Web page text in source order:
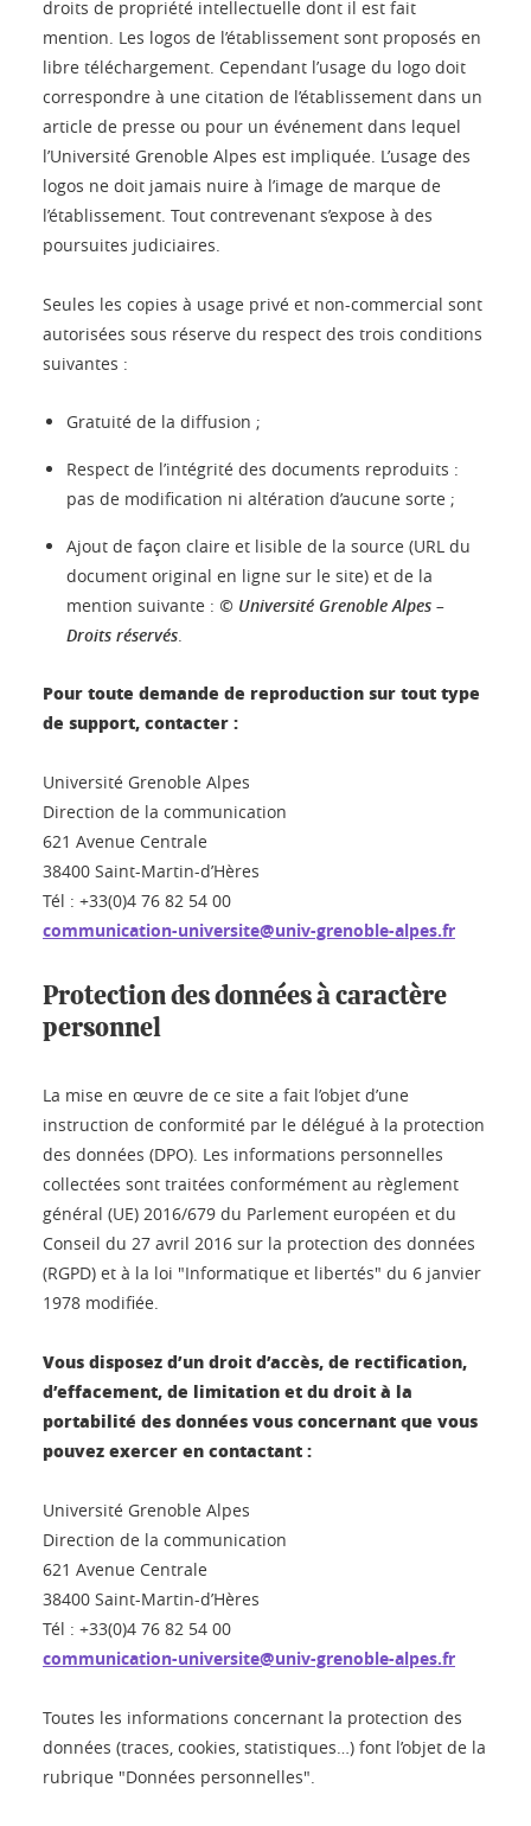
droits de propriété intellectuelle dont il est fait
mention. Les logos de l’établissement sont proposés en
libre téléchargement. Cependant l’usage du logo doit
correspondre à une citation de l’établissement dans un
article de presse ou pour un événement dans lequel
l’Université Grenoble Alpes est impliquée. L’usage des
logos ne doit jamais nuire à l’image de marque de
l’établissement. Tout contrevenant s’expose à des
poursuites judiciaires.
Seules les copies à usage privé et non-commercial sont
autorisées sous réserve du respect des trois conditions
suivantes :
Gratuité de la diffusion ;
Respect de l’intégrité des documents reproduits :
pas de modification ni altération d’aucune sorte ;
Ajout de façon claire et lisible de la source (URL du
document original en ligne sur le site) et de la
mention suivante : © Université Grenoble Alpes –
Droits réservés.
Pour toute demande de reproduction sur tout type
de support, contacter :
Université Grenoble Alpes
Direction de la communication
621 Avenue Centrale
38400 Saint-Martin-d’Hères
Tél : +33(0)4 76 82 54 00
communication-universite@univ-grenoble-alpes.fr
Protection des données à caractère
personnel
La mise en œuvre de ce site a fait l’objet d’une
instruction de conformité par le délégué à la protection
des données (DPO). Les informations personnelles
collectées sont traitées conformément au règlement
général (UE) 2016/679 du Parlement européen et du
Conseil du 27 avril 2016 sur la protection des données
(RGPD) et à la loi "Informatique et libertés" du 6 janvier
1978 modifiée.
Vous disposez d’un droit d’accès, de rectification,
d’effacement, de limitation et du droit à la
portabilité des données vous concernant que vous
pouvez exercer en contactant :
Université Grenoble Alpes
Direction de la communication
621 Avenue Centrale
38400 Saint-Martin-d’Hères
Tél : +33(0)4 76 82 54 00
communication-universite@univ-grenoble-alpes.fr
Toutes les informations concernant la protection des
données (traces, cookies, statistiques…) font l’objet de la
rubrique "Données personnelles".